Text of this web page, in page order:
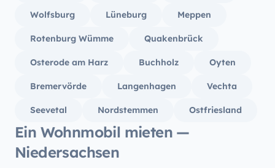
Wolfsburg Lüneburg Meppen
Rotenburg Wümme Quakenbrück
Osterode am Harz Buchholz Oyten
Bremervörde Langenhagen Vechta
Seevetal Nordstemmen Ostfriesland
Ein Wohnmobil mieten —
Niedersachsen